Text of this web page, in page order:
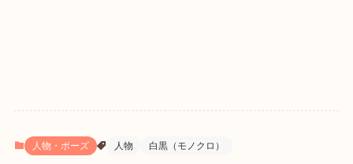
人物・ポーズ 人物 白黒（モノクロ）